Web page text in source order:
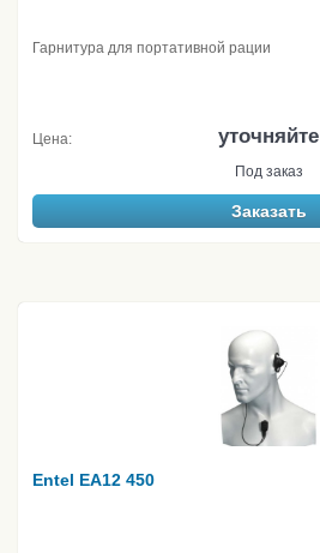
Гарнитура для портативной рации
Цена: уточняйте
Под заказ
Заказать
Entel EA12 450